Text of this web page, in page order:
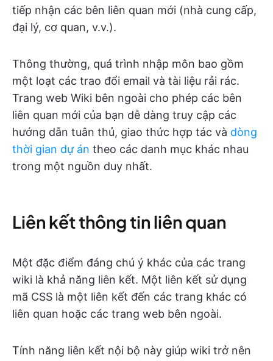
tiếp nhận các bên liên quan mới (nhà cung cấp,
đại lý, cơ quan, v.v.).
Thông thường, quá trình nhập môn bao gồm
một loạt các trao đổi email và tài liệu rải rác.
Trang web Wiki bên ngoài cho phép các bên
liên quan mới của bạn dễ dàng truy cập các
hướng dẫn tuân thủ, giao thức hợp tác và dòng
thời gian dự án theo các danh mục khác nhau
trong một nguồn duy nhất.
Liên kết thông tin liên quan
Một đặc điểm đáng chú ý khác của các trang
wiki là khả năng liên kết. Một liên kết sử dụng
mã CSS là một liên kết đến các trang khác có
liên quan hoặc các trang web bên ngoài.
Tính năng liên kết nội bộ này giúp wiki trở nên